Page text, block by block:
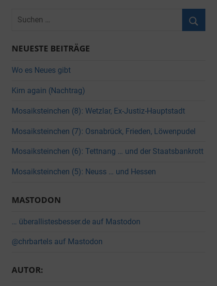
Suchen
NEUESTE BEITRÄGE
Wo es Neues gibt
Kirn again (Nachtrag)
Mosaiksteinchen (8): Wetzlar, Ex-Justiz-Hauptstadt
Mosaiksteinchen (7): Osnabrück, Frieden, Löwenpudel
Mosaiksteinchen (6): Tettnang … und der Staatsbankrott
Mosaiksteinchen (5): Neuss … und Hessen
MASTODON
… überallistesbesser.de auf Mastodon
@chrbartels auf Mastodon
AUTOR: